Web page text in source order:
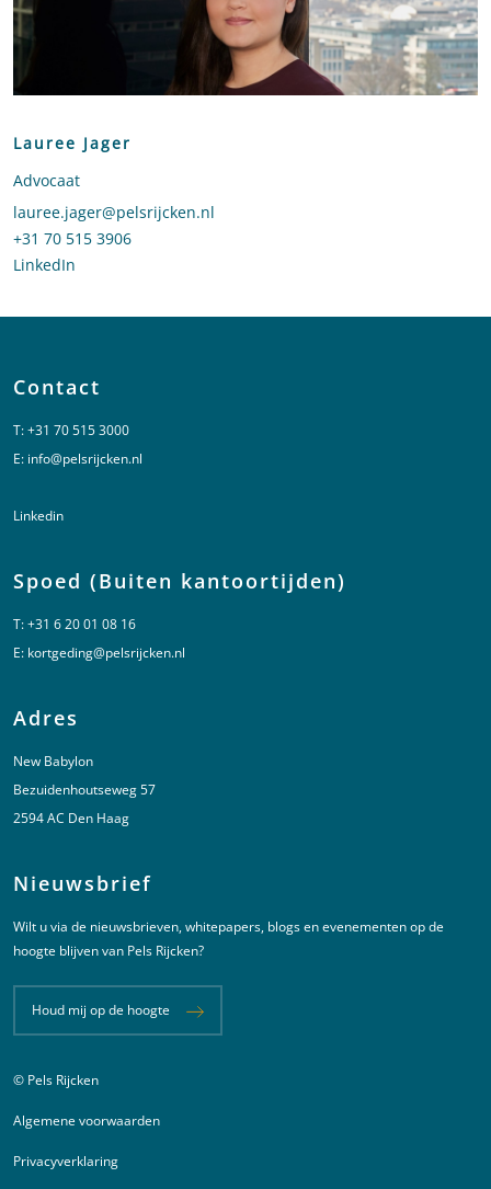
Lauree Jager
Advocaat
Stuur een e-mail naar Lauree Jager
lauree.jager@pelsrijcken.nl
Bel naar Lauree Jager
+31 70 515 3906
LinkedIn
Contact
T:+31 70 515 3000
E: info@pelsrijcken.nl
Linkedin
Spoed (Buiten kantoortijden)
T:+31 6 20 01 08 16
E: kortgeding@pelsrijcken.nl
Adres
New Babylon
Bezuidenhoutseweg 57
2594 AC Den Haag
Nieuwsbrief
Wilt u via de nieuwsbrieven, whitepapers, blogs en evenementen op de
hoogte blijven van Pels Rijcken?
Houd mij op de hoogte
Juridische informatie
© Pels Rijcken
Algemene voorwaarden
Privacyverklaring